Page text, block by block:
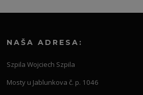
NAŠA ADRESA:
Szpila Wojciech Szpila
Mosty u Jablunkova č. p. 1046